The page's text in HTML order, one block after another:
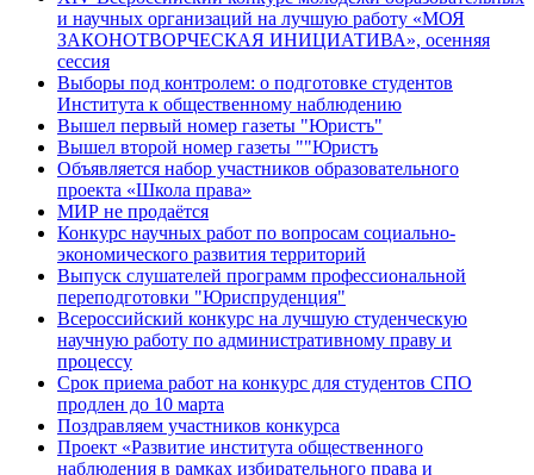
и научных организаций на лучшую работу «МОЯ
ЗАКОНОТВОРЧЕСКАЯ ИНИЦИАТИВА», осенняя
сессия
Выборы под контролем: о подготовке студентов
Института к общественному наблюдению
Вышел первый номер газеты "Юристъ"
Вышел второй номер газеты ""Юристъ
Объявляется набор участников образовательного
проекта «Школа права»
МИР не продаётся
Конкурс научных работ по вопросам социально-
экономического развития территорий
Выпуск слушателей программ профессиональной
переподготовки "Юриспруденция"
Всероссийский конкурс на лучшую студенческую
научную работу по административному праву и
процессу
Срок приема работ на конкурс для студентов СПО
продлен до 10 марта
Поздравляем участников конкурса
Проект «Развитие института общественного
наблюдения в рамках избирательного права и